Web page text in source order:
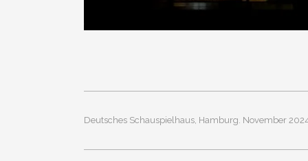
Deutsches Schauspielhaus, Hamburg. November